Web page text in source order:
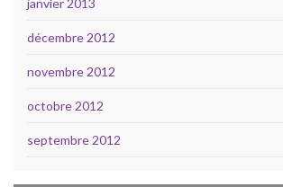
janvier 2013
décembre 2012
novembre 2012
octobre 2012
septembre 2012